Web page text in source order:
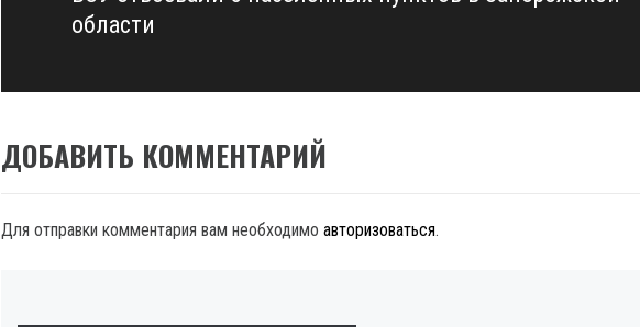
post:
области
ДОБАВИТЬ КОММЕНТАРИЙ
Для отправки комментария вам необходимо авторизоваться.